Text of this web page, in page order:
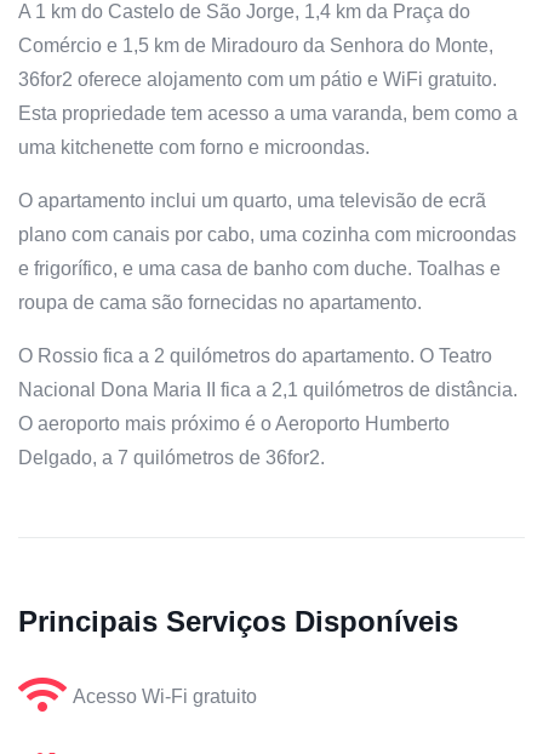
A 1 km do Castelo de São Jorge, 1,4 km da Praça do
Comércio e 1,5 km de Miradouro da Senhora do Monte,
36for2 oferece alojamento com um pátio e WiFi gratuito.
Esta propriedade tem acesso a uma varanda, bem como a
uma kitchenette com forno e microondas.
O apartamento inclui um quarto, uma televisão de ecrã
plano com canais por cabo, uma cozinha com microondas
e frigorífico, e uma casa de banho com duche. Toalhas e
roupa de cama são fornecidas no apartamento.
O Rossio fica a 2 quilómetros do apartamento. O Teatro
Nacional Dona Maria II fica a 2,1 quilómetros de distância.
O aeroporto mais próximo é o Aeroporto Humberto
Delgado, a 7 quilómetros de 36for2.
Principais Serviços Disponíveis
Acesso Wi-Fi gratuito